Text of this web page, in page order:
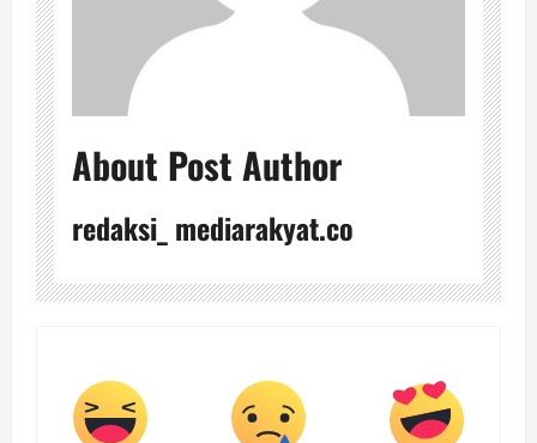
About Post Author
redaksi_ mediarakyat.co